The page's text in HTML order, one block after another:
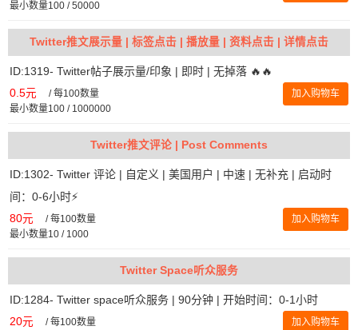
最小数量100 / 50000
Twitter推文展示量 | 标签点击 | 播放量 | 资料点击 | 详情点击
ID:1319- Twitter帖子展示量/印象 | 即时 | 无掉落 🔥🔥
0.5元 /每100数量
最小数量100 / 1000000
加入购物车
Twitter推文评论 | Post Comments
ID:1302- Twitter 评论 | 自定义 | 美国用户 | 中速 | 无补充 | 启动时
间：0-6小时⚡️
80元 /每100数量
最小数量10 / 1000
加入购物车
Twitter Space听众服务
ID:1284- Twitter space听众服务 | 90分钟 | 开始时间：0-1小时
20元 /每100数量
加入购物车